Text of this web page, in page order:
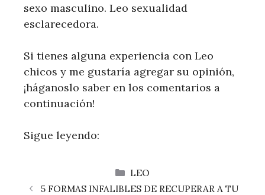
sexo masculino. Leo sexualidad
esclarecedora.
Si tienes alguna experiencia con Leo
chicos y me gustaría agregar su opinión,
¡háganoslo saber en los comentarios a
continuación!
Sigue leyendo:
CATEGORÍAS
LEO
5 FORMAS INFALIBLES DE RECUPERAR A TU